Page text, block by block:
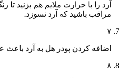
آرد را با حرارت ملایم هم بزنید تا رنگ آن
مراقب باشید که آرد نسوزد.
اضافه کردن پودر هل به آرد باعث عطر